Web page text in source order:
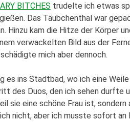
BITCHES trudelte ich etwas
Das Täubchenthal war
Hinzu kam die Hitze der Körper
verwackelten Bild aus der
mich aber dennoch.
es ins Stadtbad, wo ich eine
des Duos, den ich sehen durfte
sie eine schöne Frau ist,
nicht, aber ich musste sofort